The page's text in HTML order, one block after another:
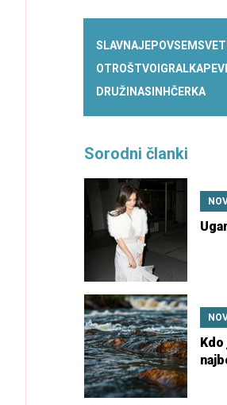
SLAVNAJEPOVSEM
OTROŠTVO IGRALKA
DRUŽINASIN HČERKA
Sorodni članki